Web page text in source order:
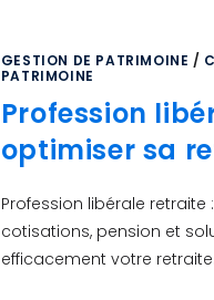
GESTION DE PATRIMOINE /
PATRIMOINE
Profession
optimiser sa
Profession libérale
cotisations, pension et
efficacement votre retraite.